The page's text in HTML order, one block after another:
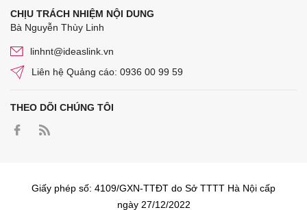
CHỊU TRÁCH NHIỆM NỘI DUNG
Bà Nguyễn Thùy Linh
linhnt@ideaslink.vn
Liên hệ Quảng cáo: 0936 00 99 59
THEO DÕI CHÚNG TÔI
Giấy phép số: 4109/GXN-TTĐT do Sở TTTT Hà Nội cấp
ngày 27/12/2022